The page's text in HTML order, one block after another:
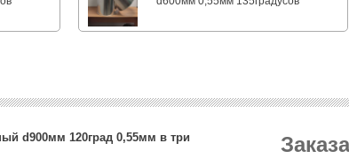
d900мм 120град 0,55мм в три